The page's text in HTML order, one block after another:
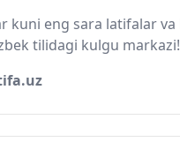
kuni eng sara latifalar
tilidagi kulgu markazi!